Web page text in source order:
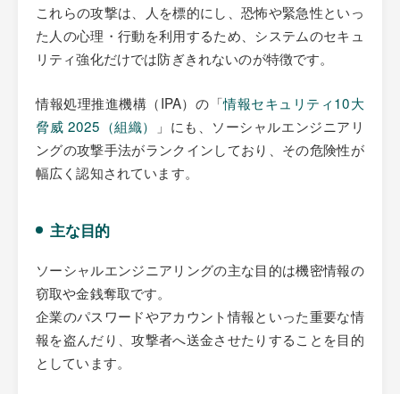
これらの攻撃は、人を標的にし、恐怖や緊急性といっ
た人の心理・行動を利用するため、システムのセキュ
リティ強化だけでは防ぎきれないのが特徴です。
情報処理推進機構（IPA）の「情報セキュリティ10大
脅威 2025（組織）
」にも、ソーシャルエンジニアリ
ングの攻撃手法がランクインしており、その危険性が
幅広く認知されています。
主な目的
ソーシャルエンジニアリングの主な目的は機密情報の
窃取や金銭奪取です。
企業のパスワードやアカウント情報といった重要な情
報を盗んだり、攻撃者へ送金させたりすることを目的
としています。